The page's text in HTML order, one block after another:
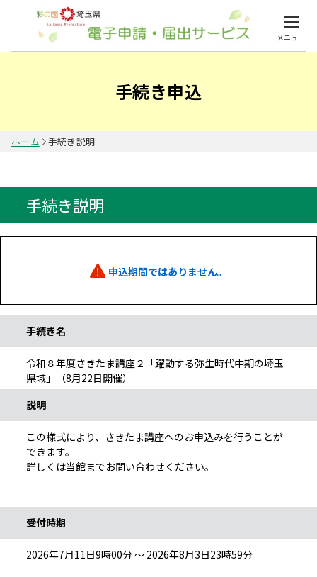
メニュー
手続き申込
ホーム 手続き説明
手続き説明
申込期間ではありません。
手続き名
令和８年度さきたま講座２「躍動する弥生時代中期の埼玉
県域」（8月22日開催）
説明
この様式により、さきたま講座へのお申込みを行うことが
できます。
詳しくは当館までお問い合わせください。
受付時期
2026年7月11日9時00分 ～ 2026年8月3日23時59分